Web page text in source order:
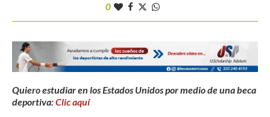
0
Quiero estudiar en los Estados Unidos por medio de una beca
deportiva:Clic aquí